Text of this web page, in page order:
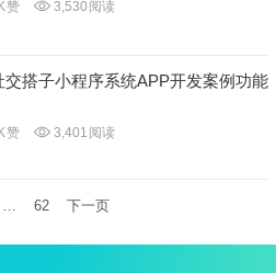
赞 3,530 阅读
交搭子小程序系统APP开发案例功能
赞 3,401 阅读
62 下一页